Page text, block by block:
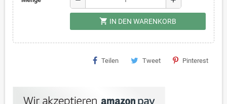
shopping_cart IN DEN WARENKORB
Teilen Tweet Pinterest